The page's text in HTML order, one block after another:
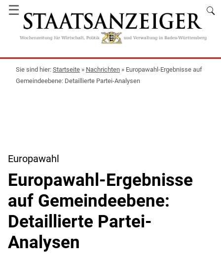
☰
Startseite » Nachrichten » Europawahl-Ergebnisse auf
Gemeindeebene: Detaillierte Partei-Analysen
Europawahl
Europawahl-Ergebnisse
auf Gemeindeebene:
Detaillierte Partei-
Analysen